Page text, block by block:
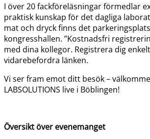
I över 20 fackföreläsningar förmedlar
praktisk kunskap för det dagliga
mat och dryck finns det
kongresshallen. ”Kostnadsfri
med dina kollegor. Registrera dig
vidarebefordra länken.
Vi ser fram emot ditt besök –
LABSOLUTIONS live i Böblingen!
Översikt över evenemanget